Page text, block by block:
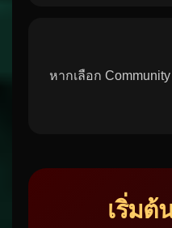
หากเลือก
เริ่มต้